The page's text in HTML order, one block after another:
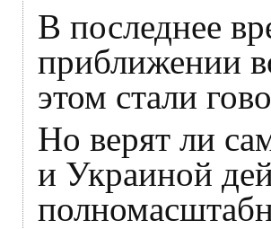
В последнее
приближении
этом стали
Но верят ли
и Украиной